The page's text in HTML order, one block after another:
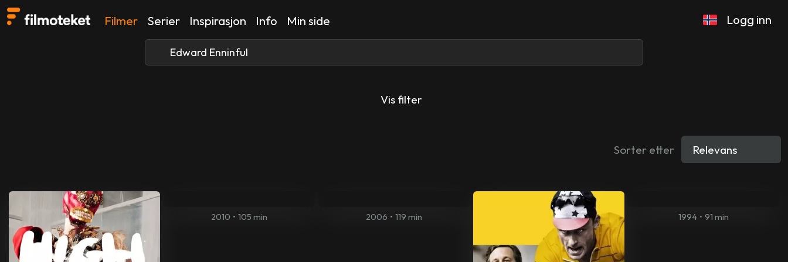
Filmer Serier Inspirasjon Info Min side Logg inn
Vis filter
Sorter etter
2010 • 105 min 2006 • 119 min 1994 • 91 min